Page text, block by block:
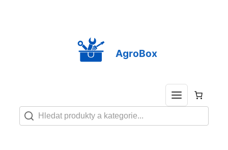
AgroBox